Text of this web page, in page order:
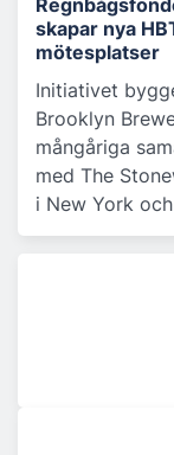
skapar nya
mötesplatser
Initiativet
Brooklyn
mångåriga
med The
i New York och